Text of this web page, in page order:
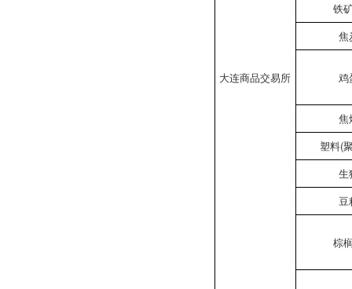
大连商品交易所
铁
焦
鸡
焦
塑料(
生
豆
棕